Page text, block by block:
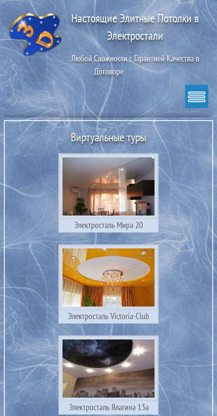
Настоящие Элитные Потолки в
Электростали
Любой Сложности с Гарантией Качества в
Договоре
Виртуальные туры
Электросталь Мира 20
Электросталь Victoria-Club
Электросталь Ялагина 13а